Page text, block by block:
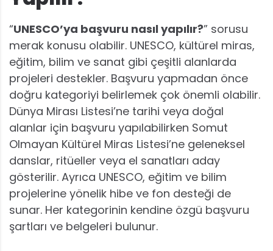
“UNESCO’ya başvuru nasıl yapılır?” sorusu
merak konusu olabilir. UNESCO, kültürel miras,
eğitim, bilim ve sanat gibi çeşitli alanlarda
projeleri destekler. Başvuru yapmadan önce
doğru kategoriyi belirlemek çok önemli olabilir.
Dünya Mirası Listesi’ne tarihi veya doğal
alanlar için başvuru yapılabilirken Somut
Olmayan Kültürel Miras Listesi’ne geleneksel
danslar, ritüeller veya el sanatları aday
gösterilir. Ayrıca UNESCO, eğitim ve bilim
projelerine yönelik hibe ve fon desteği de
sunar. Her kategorinin kendine özgü başvuru
şartları ve belgeleri bulunur.